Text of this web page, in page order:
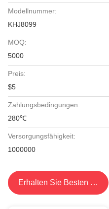
Modellnummer:
KHJ8099
MOQ:
5000
Preis:
$5
Zahlungsbedingungen:
280℃
Versorgungsfähigkeit:
1000000
Erhalten Sie Besten Preis